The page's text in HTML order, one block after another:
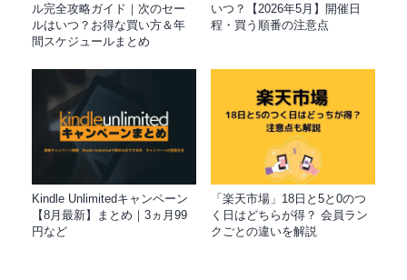
ル完全攻略ガイド｜次のセー
ルはいつ？お得な買い方＆年
間スケジュールまとめ
いつ？【2026年5月】開催日
程・買う順番の注意点
Kindle Unlimitedキャンペーン
【8月最新】まとめ｜3ヵ月99
円など
「楽天市場」18日と5と0のつ
く日はどちらが得？ 会員ラン
クごとの違いを解説